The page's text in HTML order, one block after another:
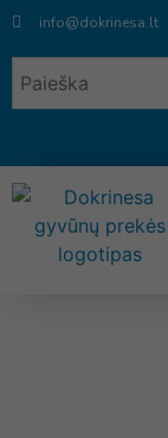
info@dokrinesa.lt